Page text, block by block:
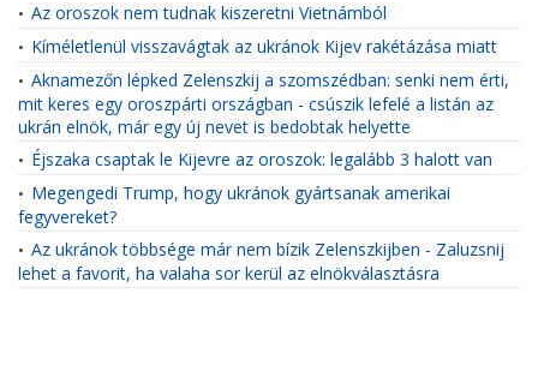
• Az oroszok nem tudnak kiszeretni Vietnámból
• Kíméletlenül visszavágtak az ukránok Kijev rakétázása miatt
• Aknamezőn lépked Zelenszkij a szomszédban: senki nem érti,
mit keres egy oroszpárti országban - csúszik lefelé a listán az
ukrán elnök, már egy új nevet is bedobtak helyette
• Éjszaka csaptak le Kijevre az oroszok: legalább 3 halott van
• Megengedi Trump, hogy ukránok gyártsanak amerikai
fegyvereket?
• Az ukránok többsége már nem bízik Zelenszkijben - Zaluzsnij
lehet a favorit, ha valaha sor kerül az elnökválasztásra